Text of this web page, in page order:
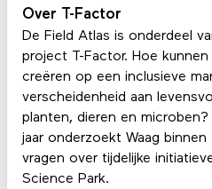
Over T-Factor
De Field Atlas is onderdeel
project T-Factor. Hoe
creëren op een inclusieve
verscheidenheid aan
planten, dieren en
jaar onderzoekt Waag
vragen over tijdelijke
Science Park.